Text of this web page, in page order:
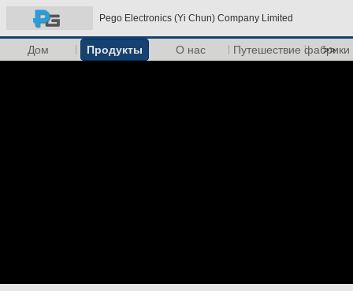
Pego Electronics (Yi Chun) Company Limited
Дом Продукты О нас Путешествие фабрики
>>